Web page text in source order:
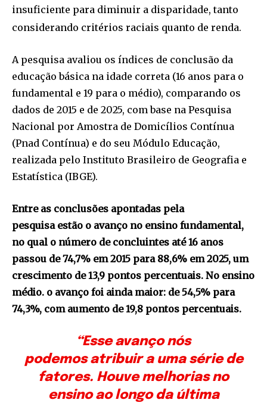
insuficiente para diminuir a disparidade, tanto
considerando critérios raciais quanto de renda.
A pesquisa avaliou os índices de conclusão da
educação básica na idade correta (16 anos para o
fundamental e 19 para o médio), comparando os
dados de 2015 e de 2025, com base na Pesquisa
Nacional por Amostra de Domicílios Contínua
(Pnad Contínua) e do seu Módulo Educação,
realizada pelo Instituto Brasileiro de Geografia e
Estatística (IBGE).
Entre as conclusões apontadas pela
pesquisa estão o avanço no ensino fundamental,
no qual o número de concluintes até 16 anos
passou de 74,7% em 2015 para 88,6% em 2025, um
crescimento de 13,9 pontos percentuais. No ensino
médio. o avanço foi ainda maior: de 54,5% para
74,3%, com aumento de 19,8 pontos percentuais.
“Esse avanço nós
podemos atribuir a uma série de
fatores. Houve melhorias no
ensino ao longo da última